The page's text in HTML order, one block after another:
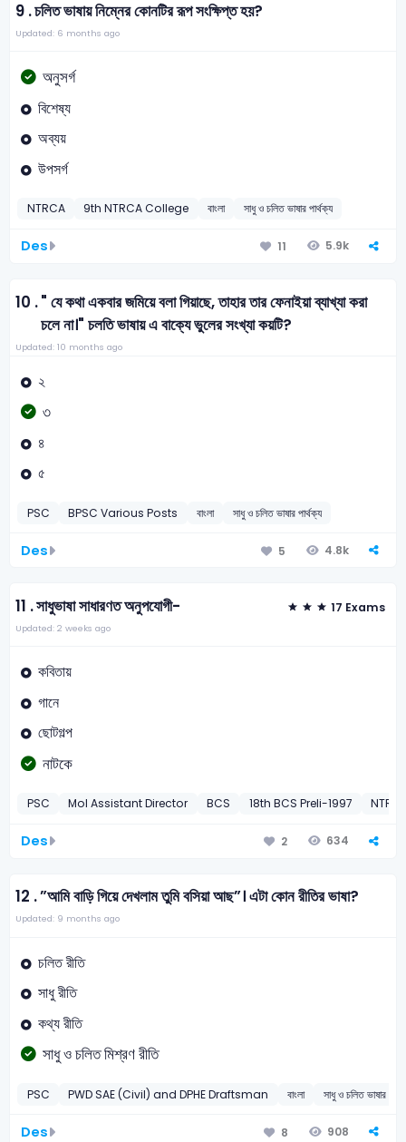
9 .চলিত ভাষায় নিম্নের কোনটির রূপ সংক্ষিপ্ত হয়?
Updated: 6 months ago
অনুসর্গ
বিশেষ্য
অব্যয়
উপসর্গ
NTRCA 9th NTRCA College বাংলা সাধু ও চলিত ভাষার পার্থক্য
Des 11 5.9k
10 ." যে কথা একবার জমিয়ে বলা গিয়াছে, তাহার তার ফেনাইয়া ব্যাখ্যা করা
চলে না।" চলতি ভাষায় এ বাক্যে ভুলের সংখ্যা কয়টি?
Updated: 10 months ago
২
৩
৪
৫
PSC BPSC Various Posts বাংলা সাধু ও চলিত ভাষার পার্থক্য
Des 5 4.8k
11 .সাধুভাষা সাধারণত অনুপযোগী- 17 Exams
Updated: 2 weeks ago
কবিতায়
গানে
ছোটগল্প
নাটকে
PSC MoI Assistant Director BCS 18th BCS Preli-1997
Des 2 634
12 .”আমি বাড়ি গিয়ে দেখলাম তুমি বসিয়া আছ”। এটা কোন রীতির ভাষা?
Updated: 9 months ago
চলিত রীতি
সাধু রীতি
কথ্য রীতি
সাধু ও চলিত মিশ্রণ রীতি
PSC PWD SAE (Civil) and DPHE Draftsman বাংলা সাধু ও চলিত ভাষার
Des 8 908